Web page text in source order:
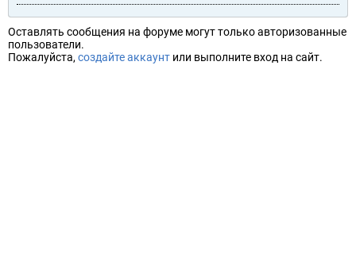
Оставлять сообщения на форуме могут только авторизованные
пользователи.
Пожалуйста, создайте аккаунт или выполните вход на сайт.